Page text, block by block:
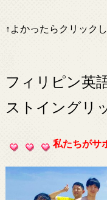
↑よかったらクリック
フィリピン英
ストイングリ
私たちがサ